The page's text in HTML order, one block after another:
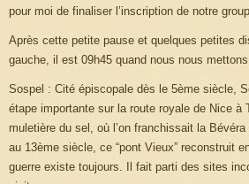
pour moi de finaliser l’inscription de notre
Après cette petite pause et quelques petites
gauche, il est 09h45 quand nous nous mettons
Sospel : Cité épiscopale dès le 5ème siècle,
étape importante sur la route royale de Nice à
muletière du sel, où l’on franchissait la
au 13ème siècle, ce “pont Vieux” reconstruit
guerre existe toujours. Il fait parti des sites